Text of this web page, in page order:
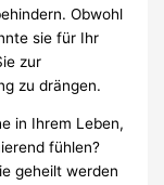
Obwohl
sie für Ihr
zur
zu drängen.
in Ihrem Leben,
fühlen?
geheilt werden